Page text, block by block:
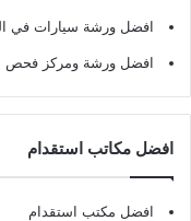
افضل ورشة سيارات في
افضل ورشة ومركز فحص
افضل مكاتب استقدام
افضل مكتب استقدام